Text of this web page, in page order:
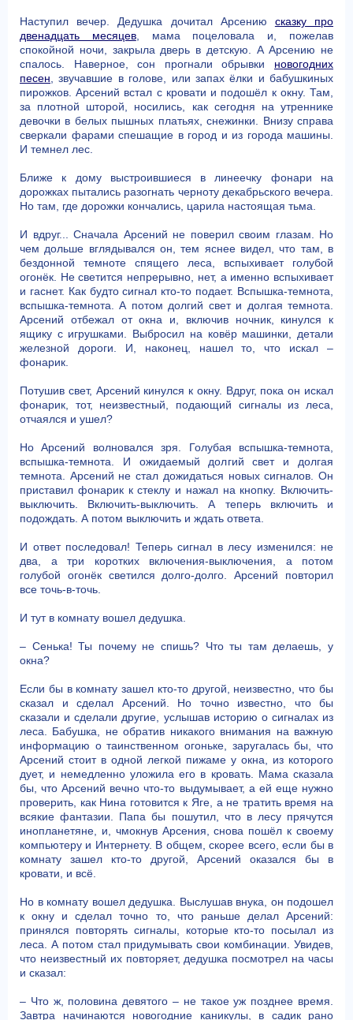
Наступил вечер. Дедушка дочитал Арсению сказку про
двенадцать месяцев, мама поцеловала и, пожелав
спокойной ночи, закрыла дверь в детскую. А Арсению не
спалось. Наверное, сон прогнали обрывки новогодних
песен , звучавшие в голове, или запах ёлки и бабушкиных
пирожков. Арсений встал с кровати и подошёл к окну. Там,
за плотной шторой, носились, как сегодня на утреннике
девочки в белых пышных платьях, снежинки. Внизу справа
сверкали фарами спешащие в город и из города машины.
И темнел лес.
Ближе к дому выстроившиеся в линеечку фонари на
дорожках пытались разогнать черноту декабрьского вечера.
Но там, где дорожки кончались, царила настоящая тьма.
И вдруг... Сначала Арсений не поверил своим глазам. Но
чем дольше вглядывался он, тем яснее видел, что там, в
бездонной темноте спящего леса, вспыхивает голубой
огонёк. Не светится непрерывно, нет, а именно вспыхивает
и гаснет. Как будто сигнал кто-то подает. Вспышка-темнота,
вспышка-темнота. А потом долгий свет и долгая темнота.
Арсений отбежал от окна и, включив ночник, кинулся к
ящику с игрушками. Выбросил на ковёр машинки, детали
железной дороги. И, наконец, нашел то, что искал –
фонарик.
Потушив свет, Арсений кинулся к окну. Вдруг, пока он искал
фонарик, тот, неизвестный, подающий сигналы из леса,
отчаялся и ушел?
Но Арсений волновался зря. Голубая вспышка-темнота,
вспышка-темнота. И ожидаемый долгий свет и долгая
темнота. Арсений не стал дожидаться новых сигналов. Он
приставил фонарик к стеклу и нажал на кнопку. Включить-
выключить. Включить-выключить. А теперь включить и
подождать. А потом выключить и ждать ответа.
И ответ последовал! Теперь сигнал в лесу изменился: не
два, а три коротких включения-выключения, а потом
голубой огонёк светился долго-долго. Арсений повторил
все точь-в-точь.
И тут в комнату вошел дедушка.
– Сенька! Ты почему не спишь? Что ты там делаешь, у
окна?
Если бы в комнату зашел кто-то другой, неизвестно, что бы
сказал и сделал Арсений. Но точно известно, что бы
сказали и сделали другие, услышав историю о сигналах из
леса. Бабушка, не обратив никакого внимания на важную
информацию о таинственном огоньке, заругалась бы, что
Арсений стоит в одной легкой пижаме у окна, из которого
дует, и немедленно уложила его в кровать. Мама сказала
бы, что Арсений вечно что-то выдумывает, а ей еще нужно
проверить, как Нина готовится к Яге, а не тратить время на
всякие фантазии. Папа бы пошутил, что в лесу прячутся
инопланетяне, и, чмокнув Арсения, снова пошёл к своему
компьютеру и Интернету. В общем, скорее всего, если бы в
комнату зашел кто-то другой, Арсений оказался бы в
кровати, и всё.
Но в комнату вошел дедушка. Выслушав внука, он подошел
к окну и сделал точно то, что раньше делал Арсений:
принялся повторять сигналы, которые кто-то посылал из
леса. А потом стал придумывать свои комбинации. Увидев,
что неизвестный их повторяет, дедушка посмотрел на часы
и сказал:
– Что ж, половина девятого – не такое уж позднее время.
Завтра начинаются новогодние каникулы, в садик рано